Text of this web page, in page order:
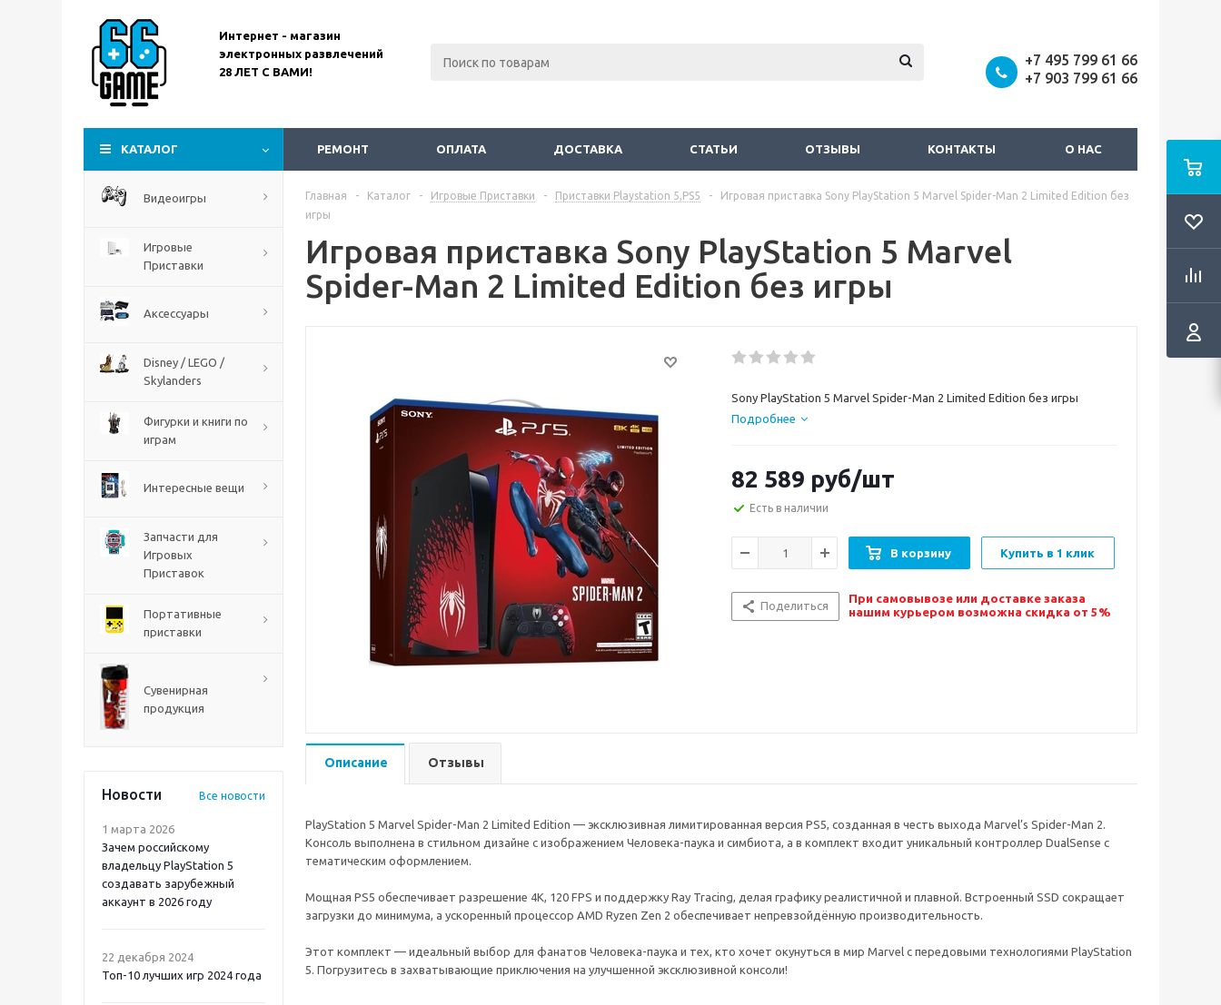
Интернет - магазин
электронных развлечений
28 ЛЕТ С ВАМИ!
+7 495 799 61 66
+7 903 799 61 66
КАТАЛОГ РЕМОНТ ОПЛАТА ДОСТАВКА СТАТЬИ ОТЗЫВЫ КОНТАКТЫ О НАС
Видеоигры
Игровые
Приставки
Аксессуары
Disney / LEGO /
Skylanders
Фигурки и книги по
играм
Интересные вещи
Запчасти для
Игровых
Приставок
Портативные
приставки
Сувенирная
продукция
Новости Все новости
1 марта 2026
Зачем российскому
владельцу PlayStation 5
создавать зарубежный
аккаунт в 2026 году
22 декабря 2024
Топ-10 лучших игр 2024 года
The Blood of Dawnwalker
Главная - Каталог - Игровые Приставки - Приставки Playstation 5,PS5 -
Игровая приставка Sony PlayStation 5 Marvel Spider-Man 2 Limited Edition без
игры
Игровая приставка Sony PlayStation 5 Marvel
Spider-Man 2 Limited Edition без игры
Sony PlayStation 5 Marvel Spider-Man 2 Limited Edition без игры
Подробнее
82 589 руб/шт
Есть в наличии
В корзину Купить в 1 клик
Поделиться
При самовывозе или доставке заказа
нашим курьером возможна скидка от 5%
Описание Отзывы
PlayStation 5 Marvel Spider-Man 2 Limited Edition — эксклюзивная лимитированная версия PS5, созданная в честь выхода Marvel’s Spider-Man 2.
Консоль выполнена в стильном дизайне с изображением Человека-паука и симбиота, а в комплект входит уникальный контроллер DualSense с
тематическим оформлением.
Мощная PS5 обеспечивает разрешение 4K, 120 FPS и поддержку Ray Tracing, делая графику реалистичной и плавной. Встроенный SSD сокращает
загрузки до минимума, а ускоренный процессор AMD Ryzen Zen 2 обеспечивает непревзойдённую производительность.
Этот комплект — идеальный выбор для фанатов Человека-паука и тех, кто хочет окунуться в мир Marvel с передовыми технологиями PlayStation
5. Погрузитесь в захватывающие приключения на улучшенной эксклюзивной консоли!